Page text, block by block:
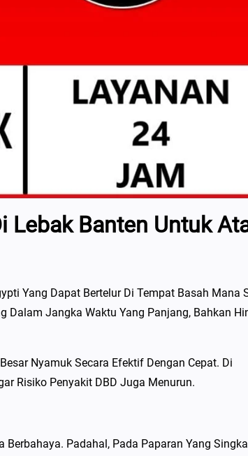
Lebak Banten Untuk
Yang Dapat Bertelur Di Tempat Basah Mana
Dalam Jangka Waktu Yang Panjang, Bahkan
Nyamuk Secara Efektif Dengan Cepat. Di
Risiko Penyakit DBD Juga Menurun.
Padahal, Pada Paparan Yang